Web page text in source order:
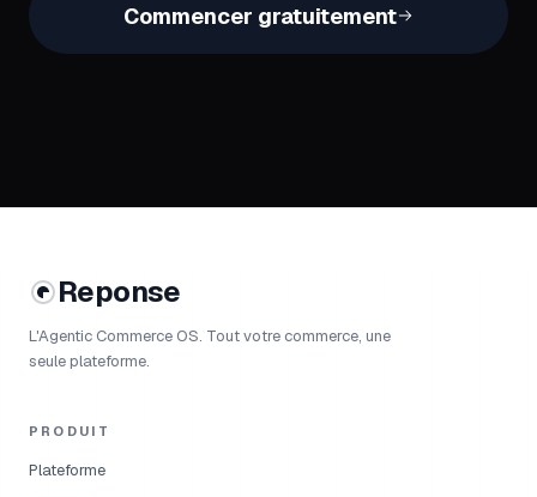
Commencer gratuitement
Reponse
L'Agentic Commerce OS. Tout votre commerce, une
seule plateforme.
PRODUIT
Plateforme